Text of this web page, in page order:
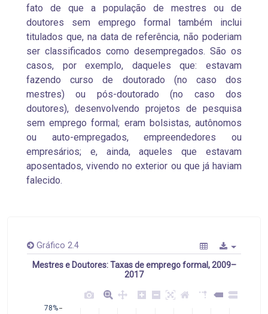
fato de que a população de mestres ou de
doutores sem emprego formal também inclui
titulados que, na data de referência, não poderiam
ser classificados como desempregados. São os
casos, por exemplo, daqueles que: estavam
fazendo curso de doutorado (no caso dos
mestres) ou pós-doutorado (no caso dos
doutores), desenvolvendo projetos de pesquisa
sem emprego formal; eram bolsistas, autônomos
ou auto-empregados, empreendedores ou
empresários; e, ainda, aqueles que estavam
aposentados, vivendo no exterior ou que já haviam
falecido.
Gráfico 2.4
Mestres e Doutores: Taxas de emprego formal, 2009–
2017
78%